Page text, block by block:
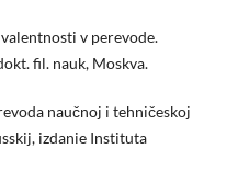
v perevode.
fil. nauk, Moskva.
naučnoj i tehničeskoj
izdanie Instituta